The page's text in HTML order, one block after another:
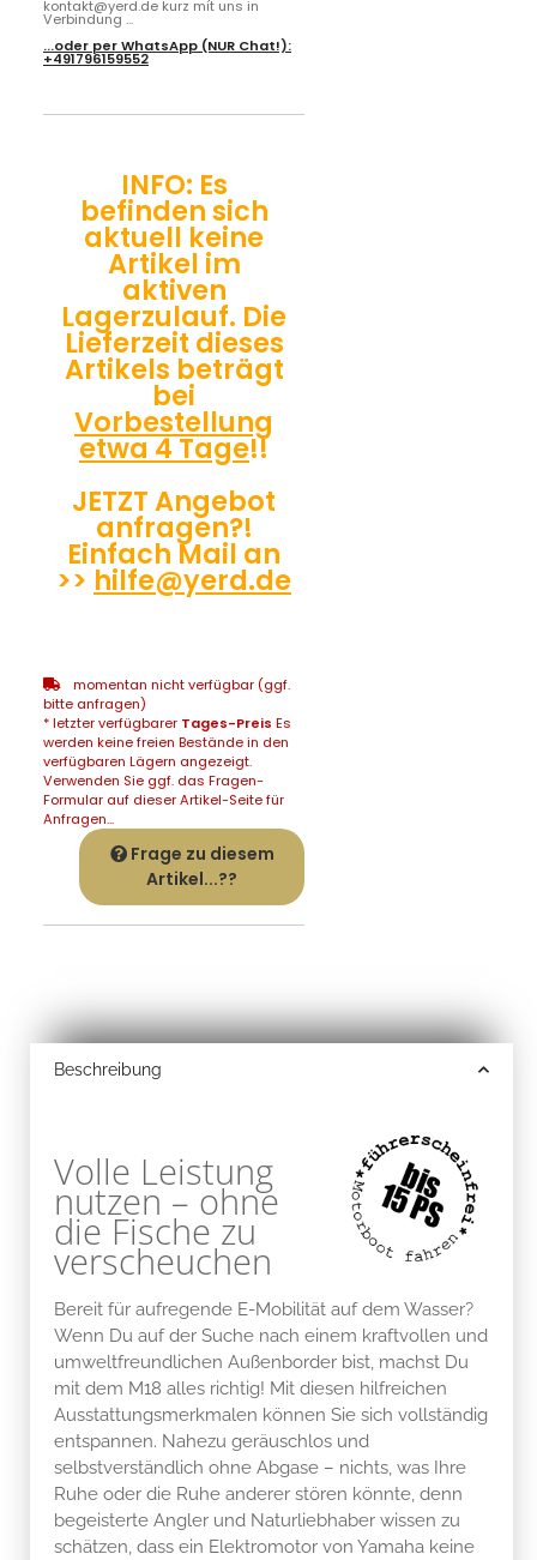
kontakt@yerd.de kurz mit uns in
Verbindung ...
...oder perWhatsApp (NUR Chat!):
+491796159552
INFO: Es
befinden sich
aktuell keine
Artikel im
aktiven
Lagerzulauf. Die
Lieferzeit dieses
Artikels beträgt
bei
Vorbestellung
etwa 4 Tage!!
JETZT Angebot
anfragen?!
Einfach Mail an
>> hilfe@yerd.de
momentan nicht verfügbar (ggf.
bitte anfragen)
* letzter verfügbarer Tages-Preis Es
werden keine freien Bestände in den
verfügbaren Lägern angezeigt.
Verwenden Sie ggf. das Fragen-
Formular auf dieser Artikel-Seite für
Anfragen...
Frage zu diesem
Artikel...??
Beschreibung
Volle Leistung
nutzen – ohne
die Fische zu
verscheuchen
Bereit für aufregende E-Mobilität auf dem Wasser?
Wenn Du auf der Suche nach einem kraftvollen und
umweltfreundlichen Außenborder bist, machst Du
mit dem M18 alles richtig! Mit diesen hilfreichen
Ausstattungsmerkmalen können Sie sich vollständig
entspannen. Nahezu geräuschlos und
selbstverständlich ohne Abgase – nichts, was Ihre
Ruhe oder die Ruhe anderer stören könnte, denn
begeisterte Angler und Naturliebhaber wissen zu
schätzen, dass ein Elektromotor von Yamaha keine